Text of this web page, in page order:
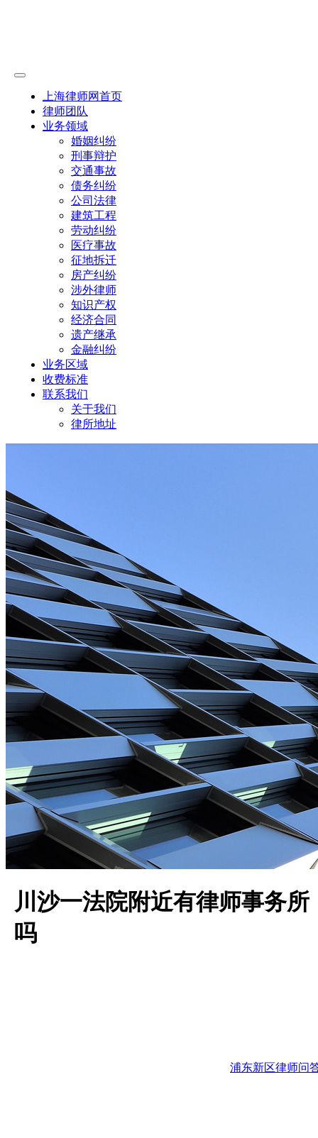
上海律师网首页
律师团队
业务领域
婚姻纠纷
刑事辩护
交通事故
债务纠纷
公司法律
建筑工程
劳动纠纷
医疗事故
征地拆迁
房产纠纷
涉外律师
知识产权
经济合同
遗产继承
金融纠纷
业务区域
收费标准
联系我们
关于我们
律所地址
川沙一法院附近有律师事务所
吗
浦东新区律师问